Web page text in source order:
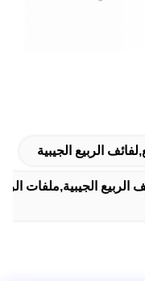
الربيع الجيبية